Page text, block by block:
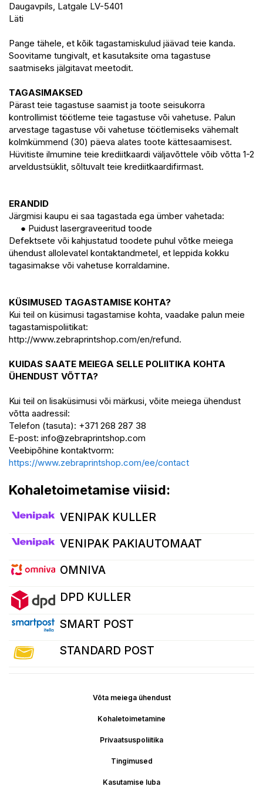
Daugavpils, Latgale LV-5401
Läti
Pange tähele, et kõik tagastamiskulud jäävad teie kanda.
Soovitame tungivalt, et kasutaksite oma tagastuse
saatmiseks jälgitavat meetodit.
TAGASIMAKSED
Pärast teie tagastuse saamist ja toote seisukorra
kontrollimist töötleme teie tagastuse või vahetuse. Palun
arvestage tagastuse või vahetuse töötlemiseks vähemalt
kolmkümmend (30) päeva alates toote kättesaamisest.
Hüvitiste ilmumine teie krediitkaardi väljavõttele võib võtta 1-2
arveldustsüklit, sõltuvalt teie krediitkaardifirmast.
ERANDID
Järgmisi kaupu ei saa tagastada ega ümber vahetada:
● Puidust lasergraveeritud toode
Defektsete või kahjustatud toodete puhul võtke meiega
ühendust allolevatel kontaktandmetel, et leppida kokku
tagasimakse või vahetuse korraldamine.
KÜSIMUSED TAGASTAMISE KOHTA?
Kui teil on küsimusi tagastamise kohta, vaadake palun meie
tagastamispoliitikat:
http://www.zebraprintshop.com/en/refund.
KUIDAS SAATE MEIEGA SELLE POLIITIKA KOHTA
ÜHENDUST VÕTTA?
Kui teil on lisaküsimusi või märkusi, võite meiega ühendust
võtta aadressil:
Telefon (tasuta): +371 268 287 38
E-post: info@zebraprintshop.com
Veebipõhine kontaktvorm:
https://www.zebraprintshop.com/ee/contact
Kohaletoimetamise viisid:
VENIPAK KULLER
VENIPAK PAKIAUTOMAAT
OMNIVA
DPD KULLER
SMART POST
STANDARD POST
Võta meiega ühendust
Kohaletoimetamine
Privaatsuspoliitika
Tingimused
Kasutamise luba